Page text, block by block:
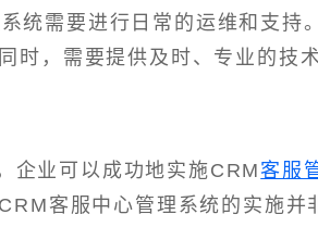
统需要进行日常的运维和支持
时，需要提供及时、专业的技
企业可以成功地实施CRM客服
客服中心管理系统的实施并